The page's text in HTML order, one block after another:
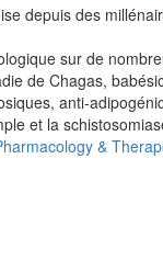
depuis des
sur de
de Chagas,
anti-
et la
&